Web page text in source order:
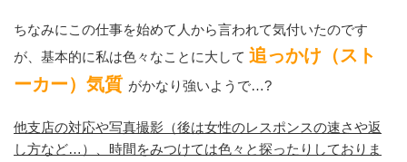
ちなみにこの仕事を始めて人から言われて気付いたのです
が、基本的に私は色々なことに大して 追っかけ（スト
ーカー）気質 がかなり強いようで…?
他支店の対応や写真撮影（後は女性のレスポンスの速さや返
し方など…）、時間をみつけては色々と探ったりしておりま